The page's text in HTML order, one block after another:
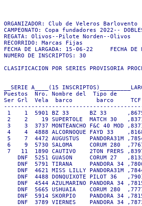
ORGANIZADOR: Club de Veleros Barlovento
CAMPEONATO: Copa fundadores 2022--
REGATA: Olivos--Pilote Norden--Olivos
RECORRIDO: Marcas Fijas
FECHA DE LARGADA: 15-06-22     FECHA
NUMERO DE INSCRIPTOS: 30
CLASIFICACION POR SERIES PROVISORIA
__SERIE A____(15
Puestos  Nro. Nombre del  Tipo
Ser Grl  Vela  barco       barco
1    1  5901 BZ 33      BZ 33
2    2    19 SUPERTOLE  MATCH 30
3    3  3737 MONTEANCHO F&C 40
4    4  4888 ALCORNOQUE FAYD 33
5    7  4472 AUGUSTUS
6    9  5730 SALOMA     CORUM 280
7   11  1890 CAUTIVO    2TON FRERS
DNF  5251 GUASON     CORUM 27
DNF  5791 TIRANA     PANDORA 34
DNF  4621 MISS LILLY PANDORA31M
DNF  4488 DONQUIXOTE PILOT 36
DNF  4544 AZULMARINO PANDORA 34
DNF  5665 USHUAIA    CORUM 280
DNF  5914 SKORPIO    PANDORA 34
DNF  3789 VIERNES    PANDORA 34